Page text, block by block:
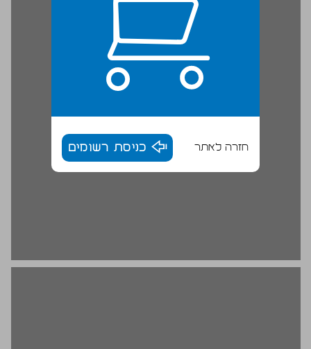
חזרה לאתר כניסת רשומים